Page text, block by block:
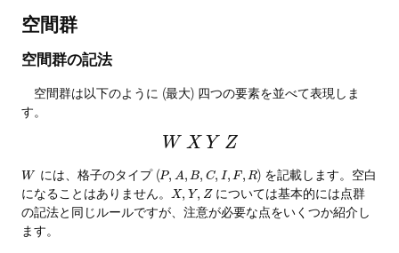
空間群
空間群の記法
空間群は以下のように (最大) 四つの要素を並べて表現しま
す。
W X Y Z
W には、格子のタイプ (P, A, B, C, I, F, R) を記載します。空白
になることはありません。
X, Y , Zについては基本的には点群
の記法と同じルールですが、注意が必要な点をいくつか紹介し
ます。